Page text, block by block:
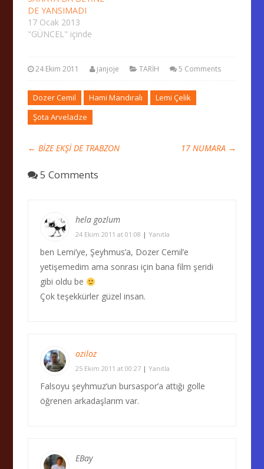
DE YANSIMADI
17 Ocak 2013
"GÜNCEL" içinde
24 Ekim 2011 janjoje TARİH 5 Comments
Dozer Cemil Hami Mandıralı
Lemi Çelik
Şota Arveladze
← BİZE EKŞİ DE TRABZON 17 NUMARA →
5 Comments
hela gozlum
24 Ekim 2011 at 01:08 |Yanıtla
ben Lemi’ye, Şeyhmus’a, Dozer Cemil’e
yetişemedim ama sonrası için bana film şeridi
gibi oldu be
Çok teşekkürler güzel insan.
oziloz
25 Ekim 2011 at 00:27 |Yanıtla
Falsoyu şeyhmuz’un bursaspor’a attığı golle
öğrenen arkadaşlarım var.
EBay